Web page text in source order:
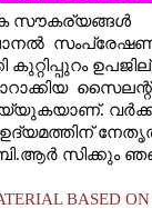
സൗകര്യങ്ങൾ
കുറ്റിപ്പുറം
സിക്കും
BASED